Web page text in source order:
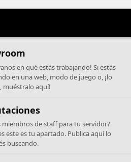
en qué estás trabajando! Si estás
en una web, modo de juego o, ¡lo
muéstralo aquí!
miembros de staff para tu servidor?
este es tu apartado. Publica aquí lo
buscando.